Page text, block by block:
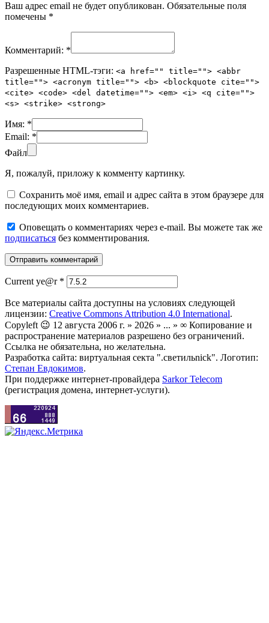
Ваш адрес email не будет опубликован. Обязательные поля
помечены *
Комментарий: *
Разрешенные HTML-тэги: <a href="" title=""> <abbr
title=""> <acronym title=""> <b> <blockquote cite="">
<cite> <code> <del datetime=""> <em> <i> <q cite="">
<s> <strike> <strong>
Имя: *
Email: *
Файл
Я, пожалуй, приложу к комменту картинку.
Сохранить моё имя, email и адрес сайта в этом браузере для
последующих моих комментариев.
Оповещать о комментариях через e-mail. Вы можете так же
подписаться без комментирования.
Current ye@r *
Все материалы сайта доступны на условиях следующей
лицензии: Creative Commons Attribution 4.0 International.
Copyleft 😉 12 августа 2006 г. » 2026 » ... » ∞ Копирование и
распространение материалов разрешено без ограничений.
Ссылка не обязательна, но желательна.
Разработка сайта: виртуальная секта ".светильnick". Логотип:
Степан Евдокимов.
При поддержке интернет-провайдера Sarkor Telecom
(регистрация домена, интернет-услуги).